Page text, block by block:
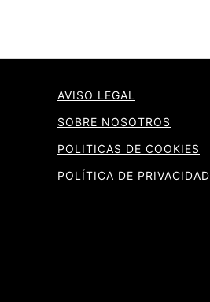
AVISO LEGAL
SOBRE NOSOTROS
POLITICAS DE COOKIES
POLÍTICA DE PRIVACIDAD